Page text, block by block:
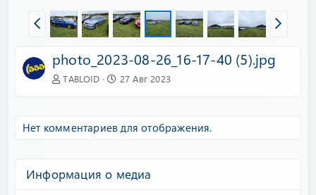
photo_2023-08-26_16-17-40 (5).jpg
TABLOID 27 Авг 2023
Нет комментариев для отображения.
Информация о медиа